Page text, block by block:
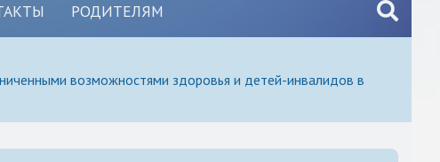
РОДИТЕЛЯМ
возможностями здоровья и детей-инвалидов в